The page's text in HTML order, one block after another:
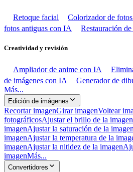
Retoque facial Colorizador de
fotos antiguas con IA
Restauración
Creatividad y revisión
Ampliador de anime con IA
de imágenes con IA
Generador de
Más...
Edición de imágenes
Recortar imagenGirar imagenVoltear
fotográficosAjustar el brillo de la imagen
imagenAjustar la saturación de la imagen
imagenAjustar la temperatura de la
imagenAjustar la nitidez de la imagen
imagenMás...
Convertidores